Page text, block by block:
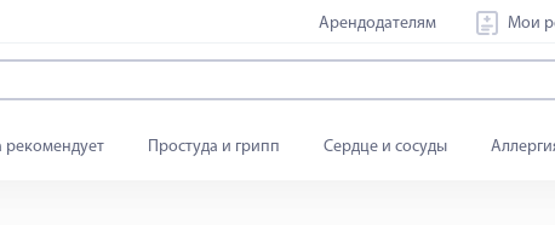
Арендодателям Мои
рекомендует Простуда и грипп Сердце и сосуды